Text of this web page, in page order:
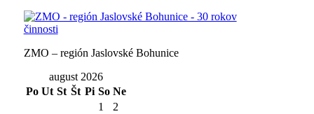
ZMO – región Jaslovské Bohunice
august 2026
Po Ut St Št Pi So Ne
1
2